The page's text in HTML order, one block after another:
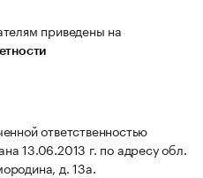
приведены на
ответственностью
13.06.2013 г. по адресу обл.
д. 13а.